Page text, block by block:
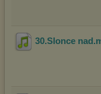
30.Slonce nad